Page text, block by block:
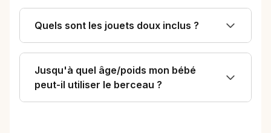
Quels sont les jouets doux inclus ?
Jusqu'à quel âge/poids mon bébé
peut-il utiliser le berceau ?